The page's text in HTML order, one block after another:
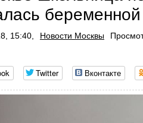
беременной
15:40, Новости Москвы
Twitter Вконтакте